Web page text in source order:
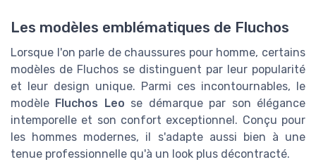
Les modèles emblématiques de Fluchos
Lorsque l'on parle de chaussures pour homme, certains
modèles de Fluchos se distinguent par leur popularité
et leur design unique. Parmi ces incontournables, le
modèle Fluchos Leo se démarque par son élégance
intemporelle et son confort exceptionnel. Conçu pour
les hommes modernes, il s'adapte aussi bien à une
tenue professionnelle qu'à un look plus décontracté.